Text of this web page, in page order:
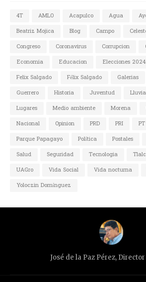
4T AMLO Acapulco Agua
Beatriz Mojica
Blog Campo
Congreso
Coronavirus Corrupcion
Economia
Educacion Elecciones 2024
Felix Salgado
Félix Salgado Galerias
Guerrero
Historia Juventud
Lugares
Medio ambiente Morena
Nacional
Opinion PRD PRI PT
Parque Papagayo
Política Postales
Salud
Seguridad Tecnologia
UAGro
Vida Social Vida nocturna
Yoloczin Domínguez
José de la Paz Pérez,